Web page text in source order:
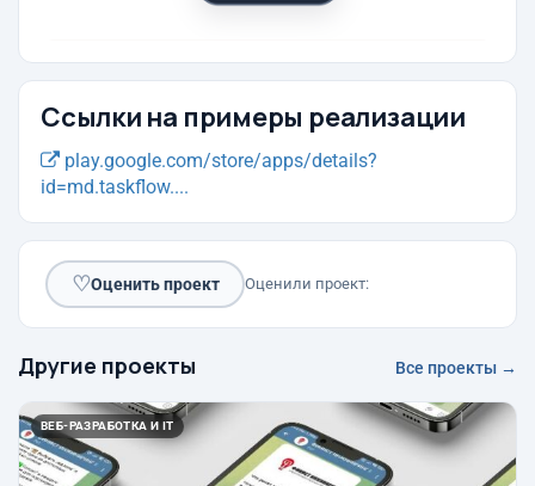
Ссылки на примеры реализации
play.google.com/store/apps/details?
id=md.taskflow....
♡Оценить проект Оценили проект:
Другие проекты Все проекты →
ВЕБ-РАЗРАБОТКА И IT